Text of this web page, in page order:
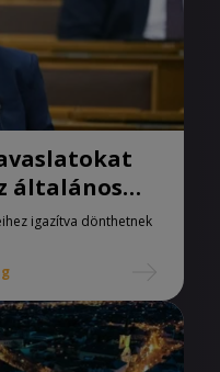
általános
igazítva dönthetnek